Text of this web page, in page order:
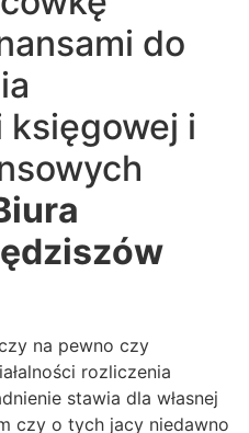
do
i
na pewno czy
rozliczenia
stawia dla własnej
czy o tych jacy niedawno